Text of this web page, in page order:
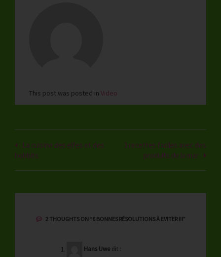
This post was posted in Video
Navigation
de
l’article
La cuisine des elfes et des
hobbits
3 recettes faciles avec des
produits de la mer
2 THOUGHTS ON “6 BONNES RÉSOLUTIONS À EVITER !!!”
Hans Uwe dit :